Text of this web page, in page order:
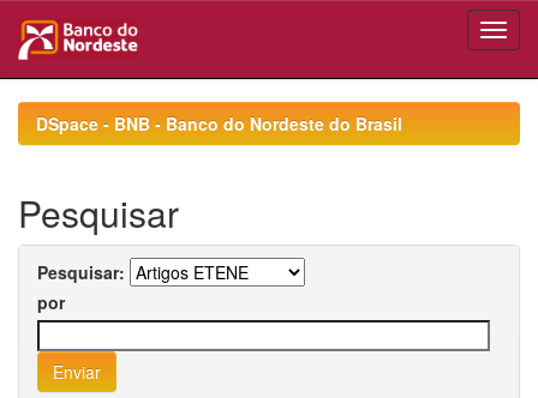
navigationDSpace - BNB - Banco do Nordeste do Brasil
Pesquisar
Pesquisar:
por